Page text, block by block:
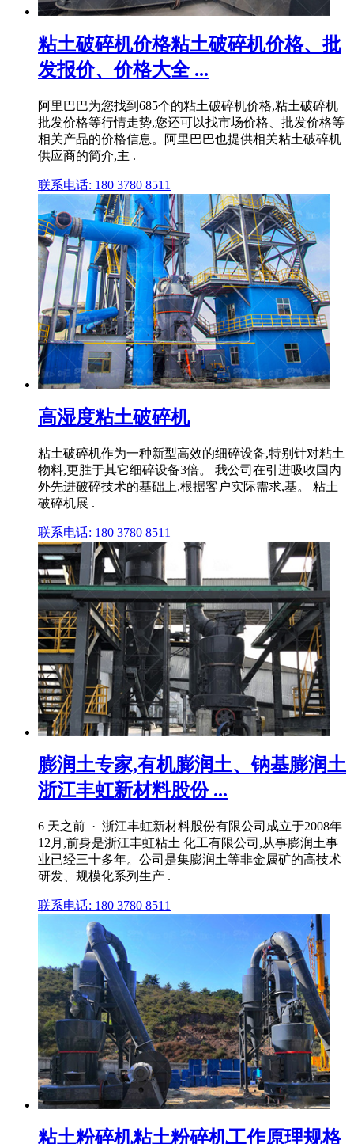
粘土破碎机价格粘土破碎机价格、批
发报价、价格大全 ...
阿里巴巴为您找到685个的粘土破碎机价格,粘土破碎机
批发价格等行情走势,您还可以找市场价格、批发价格等
相关产品的价格信息。阿里巴巴也提供相关粘土破碎机
供应商的简介,主 .
联系电话: 180 3780 8511
高湿度粘土破碎机
粘土破碎机作为一种新型高效的细碎设备,特别针对粘土
物料,更胜于其它细碎设备3倍。 我公司在引进吸收国内
外先进破碎技术的基础上,根据客户实际需求,基。 粘土
破碎机展 .
联系电话: 180 3780 8511
膨润土专家,有机膨润土、钠基膨润土
浙江丰虹新材料股份 ...
6 天之前 · 浙江丰虹新材料股份有限公司成立于2008年
12月,前身是浙江丰虹粘土 化工有限公司,从事膨润土事
业已经三十多年。公司是集膨润土等非金属矿的高技术
研发、规模化系列生产 .
联系电话: 180 3780 8511
粘土粉碎机粘土粉碎机工作原理规格